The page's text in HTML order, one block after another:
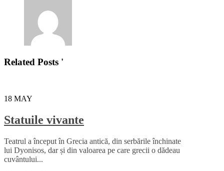
Related Posts '
18 MAY
Statuile vivante
Teatrul a început în Grecia antică, din serbările închinate
lui Dyonisos, dar și din valoarea pe care grecii o dădeau
cuvântului...